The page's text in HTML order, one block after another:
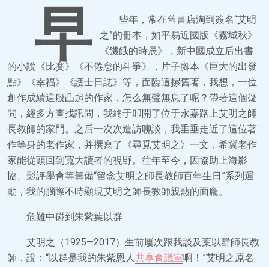
早
些年，常在舊書店淘到簽名“艾明
之”的冊本，如平易近國版《霧城秋》
《饑餓的時辰》，新中國成立后出書
的小說《比賽》《不倦怠的斗爭》，片子腳本《巨大的出發
點》《幸福》《護士日誌》等，面臨這摞舊著，我想，一位
創作成績這般凸起的作家，怎么無聲無息了呢？帶著這個疑
問，經多方查找訊問，我終于叩開了位于永嘉路上艾明之師
長教師的家門。之后一次次造訪聊談，我垂垂走近了這位著
作等身的老作家，并撰寫了《尋覓艾明之》一文，希冀老作
家能從頭回到寬大讀者的視野。往年至今，因協助上海影
協、影評學會等籌備“留念艾明之師長教師百年生日”系列運
動，我的腦際不時顯現艾明之師長教師親熱的面龐。
危難中碰到朱紫葉以群
艾明之（1925—2017）生前屢次跟我談及葉以群師長教
師，說：“以群是我的朱紫恩人共享會議室啊！”艾明之原名